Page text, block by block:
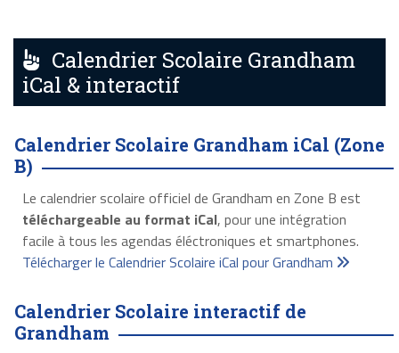
Calendrier Scolaire Grandham
iCal & interactif
Calendrier Scolaire Grandham iCal (Zone
B)
Le calendrier scolaire officiel de Grandham en Zone B est
téléchargeable au format iCal, pour une intégration
facile à tous les agendas éléctroniques et smartphones.
Télécharger le Calendrier Scolaire iCal pour Grandham
Calendrier Scolaire interactif de
Grandham